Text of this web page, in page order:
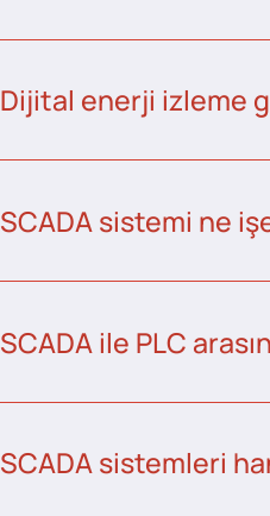
Dijital enerji izleme
SCADA sistemi ne
SCADA ile PLC
SCADA sistemleri